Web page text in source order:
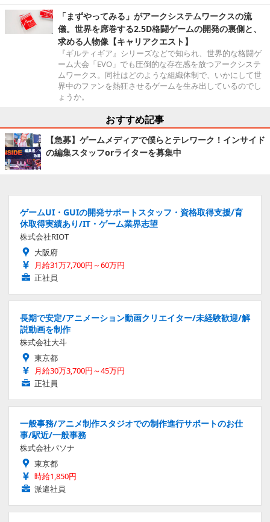
「まずやってみる」がアークシステムワークスの流
儀。世界を席巻する2.5D格闘ゲームの開発の裏側と、
求める人物像【キャリアクエスト】
『ギルティギア』シリーズなどで知られ、世界的な格闘ゲ
ーム大会「EVO」でも圧倒的な存在感を放つアークシステ
ムワークス。同社はどのような組織体制で、いかにして世
界中のファンを熱狂させるゲームを生み出しているのでし
ょうか。
おすすめ記事
【急募】ゲームメディアで僕らとテレワーク！インサイド
の編集スタッフorライターを募集中
ゲームUI・GUIの開発サポートスタッフ・資格取得支援/育
休取得実績あり/IT・ゲーム業界志望
株式会社RIOT
大阪府
月給31万7,700円～60万円
正社員
長期で安定/アニメーション動画クリエイター/未経験歓迎/解
説動画を制作
株式会社大斗
東京都
月給30万3,700円～45万円
正社員
一般事務/アニメ制作スタジオでの制作進行サポートのお仕
事/駅近/一般事務
株式会社パソナ
東京都
時給1,850円
派遣社員